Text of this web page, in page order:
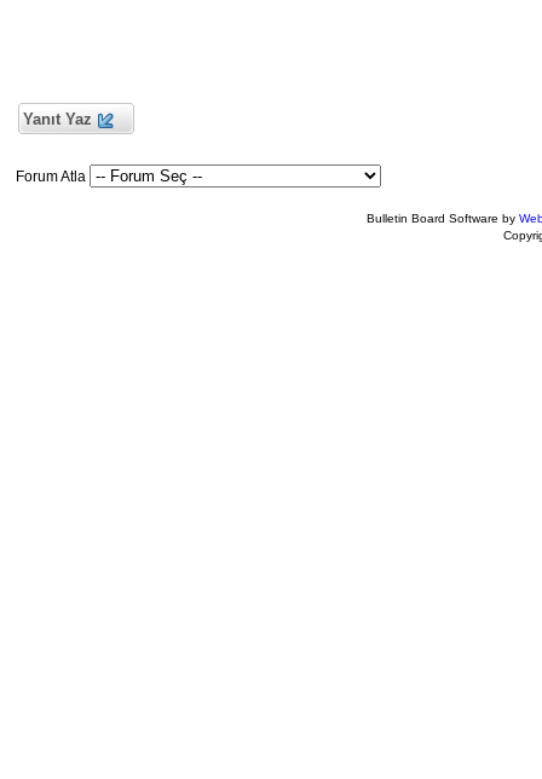
Yanıt Yaz
Forum Atla
Bulletin Board Software by